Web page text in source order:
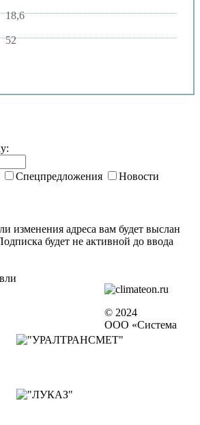
18,6
52
Спецпредложения
Новости
изменения адреса вам будет выслан
будет не активной до ввода
© 2024
ООО «Система